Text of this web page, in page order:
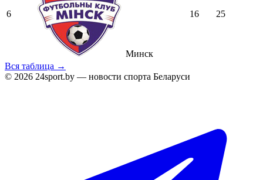
6
Минск
16 25
Вся таблица →
© 2026 24sport.by — новости спорта Беларуси